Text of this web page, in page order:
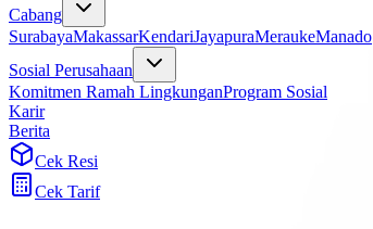
Cabang
SurabayaMakassarKendariJayapuraMeraukeManado
Sosial Perusahaan
Komitmen Ramah LingkunganProgram Sosial
Karir
Berita
Cek Resi
Cek Tarif